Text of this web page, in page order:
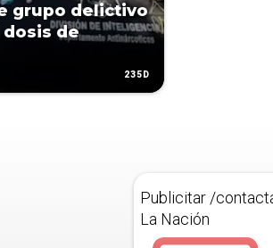
grupo delictivo
dosis de
235D
Publicitar /
La Nación